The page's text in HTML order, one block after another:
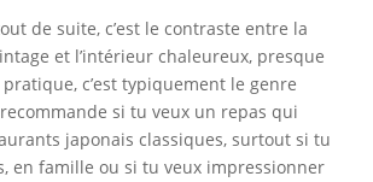
de suite, c’est le contraste entre la
et l’intérieur chaleureux, presque
c’est typiquement le genre
recommande si tu veux un repas qui
japonais classiques, surtout si tu
en famille ou si tu veux impressionner